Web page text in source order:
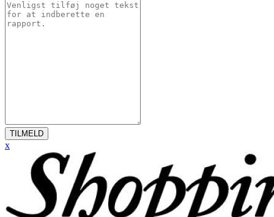
TILMELD
x